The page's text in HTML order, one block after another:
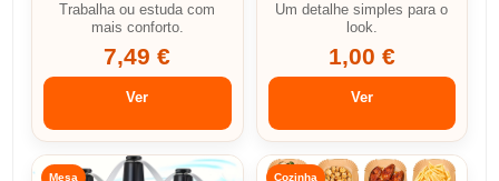
Trabalha ou estuda com
mais conforto.
7,49 €
Ver
Um detalhe simples para o
look.
1,00 €
Ver
Mesa Cozinha